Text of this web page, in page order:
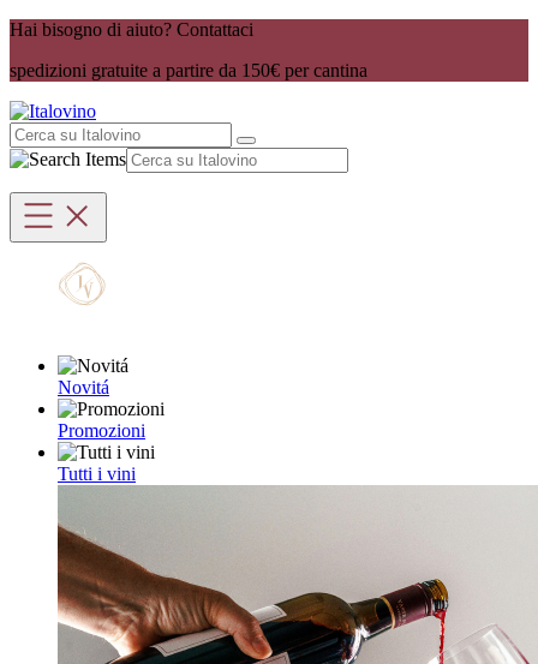
Hai bisogno di aiuto? Contattaci
spedizioni gratuite a partire da 150€ per cantina
Novitá
Promozioni
Tutti i vini